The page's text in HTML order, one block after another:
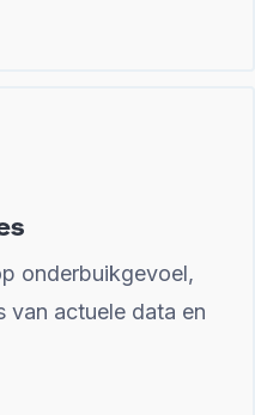
onderbuikgevoel,
van actuele data en